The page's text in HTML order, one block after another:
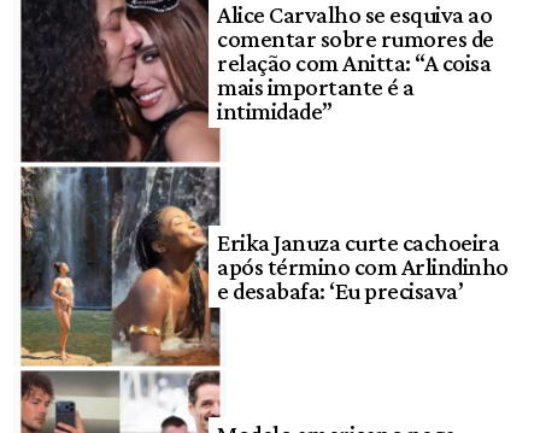
Alice Carvalho se esquiva ao
comentar sobre rumores de
relação com Anitta: “A coisa
mais importante é a
intimidade”
Erika Januza curte cachoeira
após término com Arlindinho
e desabafa: ‘Eu precisava’